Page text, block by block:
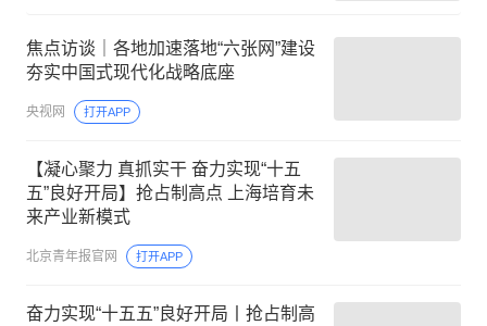
焦点访谈｜各地加速落地“六张网”建设
夯实中国式现代化战略底座
央视网 打开APP
【凝心聚力 真抓实干 奋力实现“十五
五”良好开局】抢占制高点 上海培育未
来产业新模式
北京青年报官网 打开APP
奋力实现“十五五”良好开局丨抢占制高